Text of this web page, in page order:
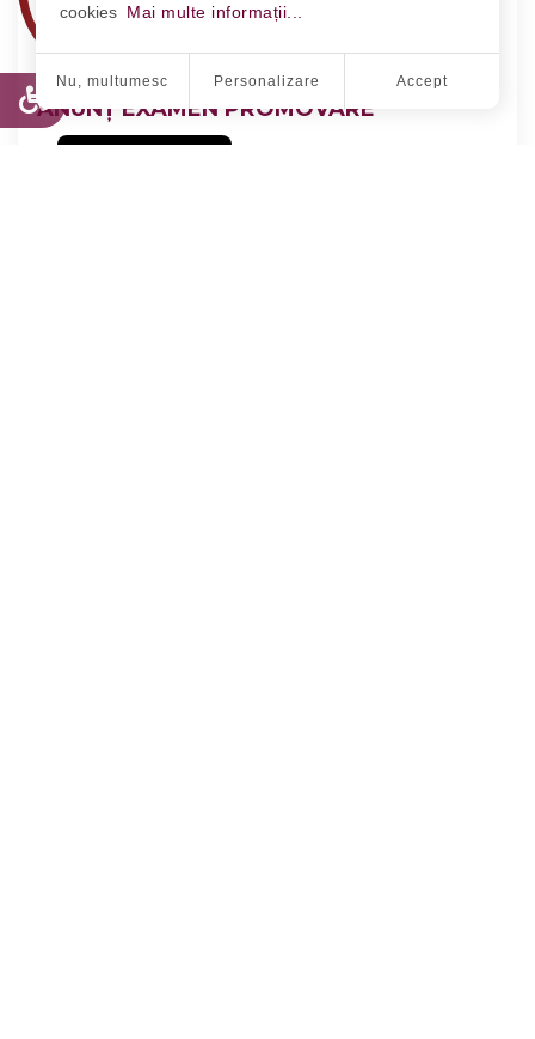
ANUNȚ EXAMEN PROMOVARE
cookies
Mai multe informații...
Nu, multumesc Personalizare Accept